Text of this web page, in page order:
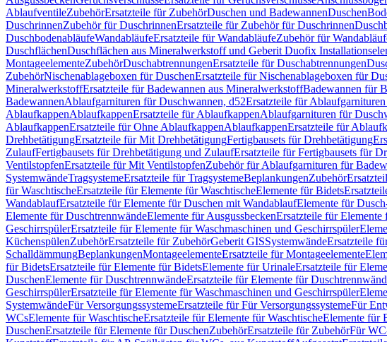
AblaufventileZubehörErsatzteile für ZubehörDuschen und BadewannenDuschen
DuschrinnenZubehör für DuschrinnenErsatzteile für Zubehör für Duschrinnen
DuschbodenabläufeWandabläufeErsatzteile für WandabläufeZubehör für
DuschflächenDuschflächen aus Mineralwerkstoff und Geberit Duofix
MontageelementeZubehörDuschabtrennungenErsatzteile für Duschabtrennungen
ZubehörNischenablageboxen für DuschenErsatzteile für Nischenablageboxen für
MineralwerkstoffErsatzteile für Badewannen aus MineralwerkstoffBadewannen für
BadewannenAblaufgarnituren für Duschwannen, d52Ersatzteile für
AblaufkappenAblaufkappenErsatzteile für AblaufkappenAblaufgarnituren für
AblaufkappenErsatzteile für Ohne AblaufkappenAblaufkappenErsatzteile für
DrehbetätigungErsatzteile für Mit DrehbetätigungFertigbausets für Drehbetätigung
ZulaufFertigbausets für Drehbetätigung und ZulaufErsatzteile für Fertigbausets für
VentilstopfenErsatzteile für Mit VentilstopfenZubehör für Ablaufgarnituren für
SystemwändeTragsystemeErsatzteile für TragsystemeBeplankungenZubehör
für WaschtischeErsatzteile für Elemente für WaschtischeElemente für Bidets
WandablaufErsatzteile für Elemente für Duschen mit WandablaufElemente für
Elemente für DuschtrennwändeElemente für AusgussbeckenErsatzteile für Elemente
GeschirrspülerErsatzteile für Elemente für Waschmaschinen und Geschirrspüler
KüchenspülenZubehörErsatzteile für ZubehörGeberit GISSystemwändeErsatzteile
SchalldämmungBeplankungenMontageelementeErsatzteile für Montageelemente
für BidetsErsatzteile für Elemente für BidetsElemente für UrinaleErsatzteile für
DuschenElemente für DuschtrennwändeErsatzteile für Elemente für
GeschirrspülerErsatzteile für Elemente für Waschmaschinen und Geschirrspüler
SystemwändeFür VersorgungssystemeErsatzteile für Für VersorgungssystemeFür
WCsElemente für WaschtischeErsatzteile für Elemente für WaschtischeElemente für
DuschenErsatzteile für Elemente für DuschenZubehörErsatzteile für ZubehörFür